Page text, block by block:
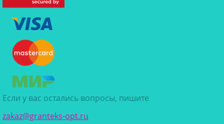
Если у вас остались вопросы, пишите
zakaz@granteks-opt.ru